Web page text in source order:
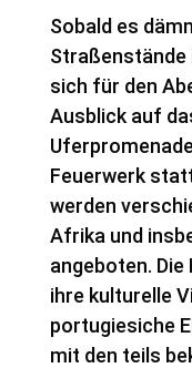
Sobald es
Straßenstände
sich für den
Ausblick auf
Feuerwerk
werden
Afrika und
angeboten.
ihre kulturelle
portugiesiche
mit den teils